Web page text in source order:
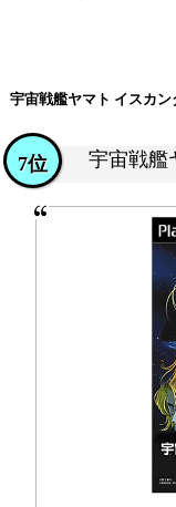
宇宙戦艦ヤマト イスカ
宇宙戦艦
7位